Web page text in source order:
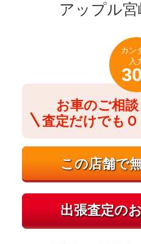
アップル
お車のご相談
査定だけでもＯ
カン
入
30